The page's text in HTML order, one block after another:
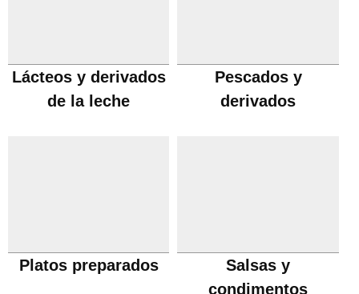
Lácteos y derivados
de la leche
Pescados y
derivados
Platos preparados
Salsas y
condimentos